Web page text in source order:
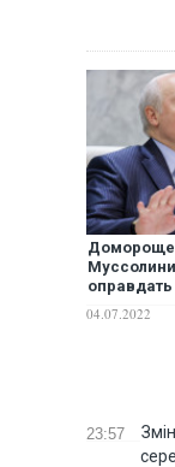
оправдать
обстрелы
04.07.2022
23:57